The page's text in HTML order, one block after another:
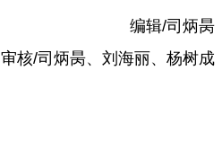
编辑/司炳昺
审核/司炳昺、刘海丽、杨树成